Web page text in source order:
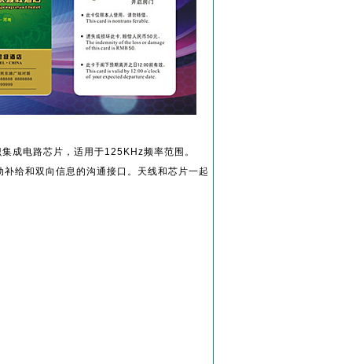
成电路芯片，适用于125KHz频率范围。
给和双向信息的沟通接口。天线和芯片一起